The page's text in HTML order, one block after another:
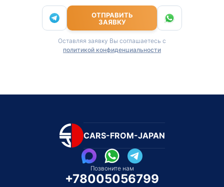
ОТПРАВИТЬ
ЗАЯВКУ
Оставляя заявку Вы соглашаетесь с
политикой конфиденциальности
CARS-FROM-JAPAN
Позвоните нам
+78005056799